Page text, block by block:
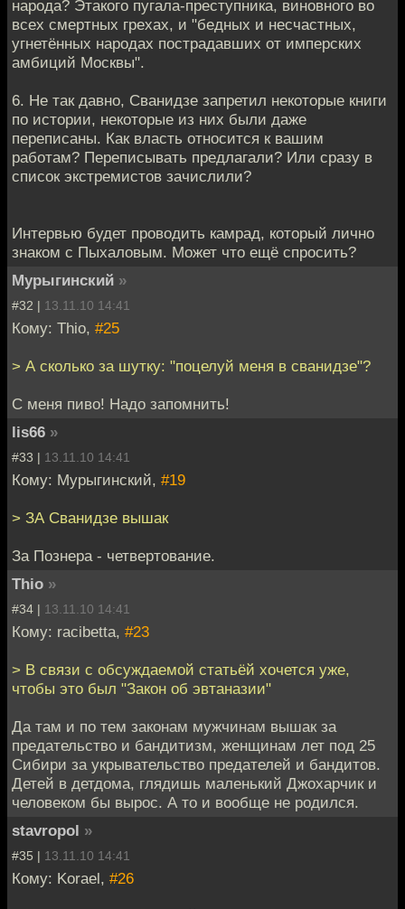
народа? Этакого пугала-преступника, виновного во
всех смертных грехах, и "бедных и несчастных,
угнетённых народах пострадавших от имперских
амбиций Москвы".
6. Не так давно, Сванидзе запретил некоторые книги
по истории, некоторые из них были даже
переписаны. Как власть относится к вашим
работам? Переписывать предлагали? Или сразу в
список экстремистов зачислили?
Интервью будет проводить камрад, который лично
знаком с Пыхаловым. Может что ещё спросить?
Мурыгинский »
#32 | 13.11.10 14:41
Кому: Thio, #25
> А сколько за шутку: "поцелуй меня в сванидзе"?
С меня пиво! Надо запомнить!
lis66 »
#33 | 13.11.10 14:41
Кому: Мурыгинский, #19
> ЗА Сванидзе вышак
За Познера - четвертование.
Thio »
#34 | 13.11.10 14:41
Кому: racibetta, #23
> В связи с обсуждаемой статьёй хочется уже,
чтобы это был "Закон об эвтаназии"
Да там и по тем законам мужчинам вышак за
предательство и бандитизм, женщинам лет под 25
Сибири за укрывательство предателей и бандитов.
Детей в детдома, глядишь маленький Джохарчик и
человеком бы вырос. А то и вообще не родился.
stavropol »
#35 | 13.11.10 14:41
Кому: Korael, #26